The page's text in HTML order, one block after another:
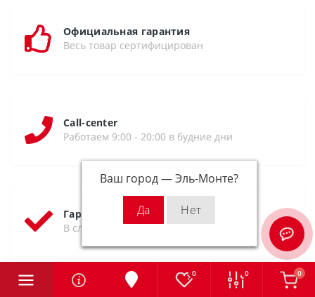
Ваш город —Эль-Монте?
0 0 0
Официальная гарантия
Весь товар сертифицирован
Call-center
Работаем 9:00 - 20:00 в будние дни
Гарантия возврата
В случае брака возможен возврат